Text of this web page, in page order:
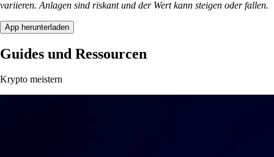
variieren. Anlagen sind riskant und der Wert kann steigen oder fallen.
App herunterladen
Guides und Ressourcen
Krypto meistern